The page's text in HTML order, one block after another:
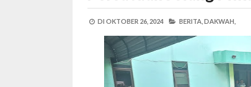
DI OKTOBER 26, 2024 BERITA, DAKWAH,